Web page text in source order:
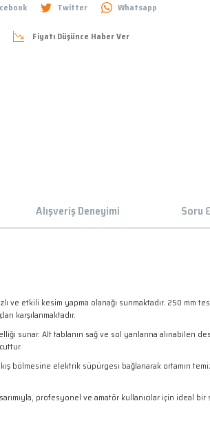
Twitter Whatsapp
Fiyatı Düşünce Haber Ver
Alışveriş Deneyimi Soru
etkili kesim yapma olanağı sunmaktadır. 250 mm
karşılanmaktadır.
sunar. Alt tablanın sağ ve sol yanlarına alınabilen
bölmesine elektrik süpürgesi bağlanarak ortamın
profesyonel ve amatör kullanıcılar için ideal bir